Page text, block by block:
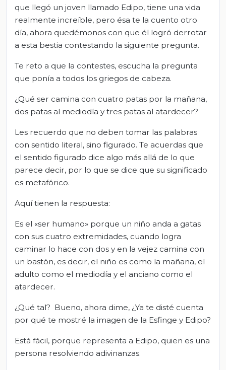
que llegó un joven llamado Edipo, tiene una vida
realmente increíble, pero ésa te la cuento otro
día, ahora quedémonos con que él logró derrotar
a esta bestia contestando la siguiente pregunta.
Te reto a que la contestes, escucha la pregunta
que ponía a todos los griegos de cabeza.
¿Qué ser camina con cuatro patas por la mañana,
dos patas al mediodía y tres patas al atardecer?
Les recuerdo que no deben tomar las palabras
con sentido literal, sino figurado. Te acuerdas que
el sentido figurado dice algo más allá de lo que
parece decir, por lo que se dice que su significado
es metafórico.
Aquí tienen la respuesta:
Es el «ser humano» porque un niño anda a gatas
con sus cuatro extremidades, cuando logra
caminar lo hace con dos y en la vejez camina con
un bastón, es decir, el niño es como la mañana, el
adulto como el mediodía y el anciano como el
atardecer.
¿Qué tal? Bueno, ahora dime, ¿Ya te disté cuenta
por qué te mostré la imagen de la Esfinge y Edipo?
Está fácil, porque representa a Edipo, quien es una
persona resolviendo adivinanzas.